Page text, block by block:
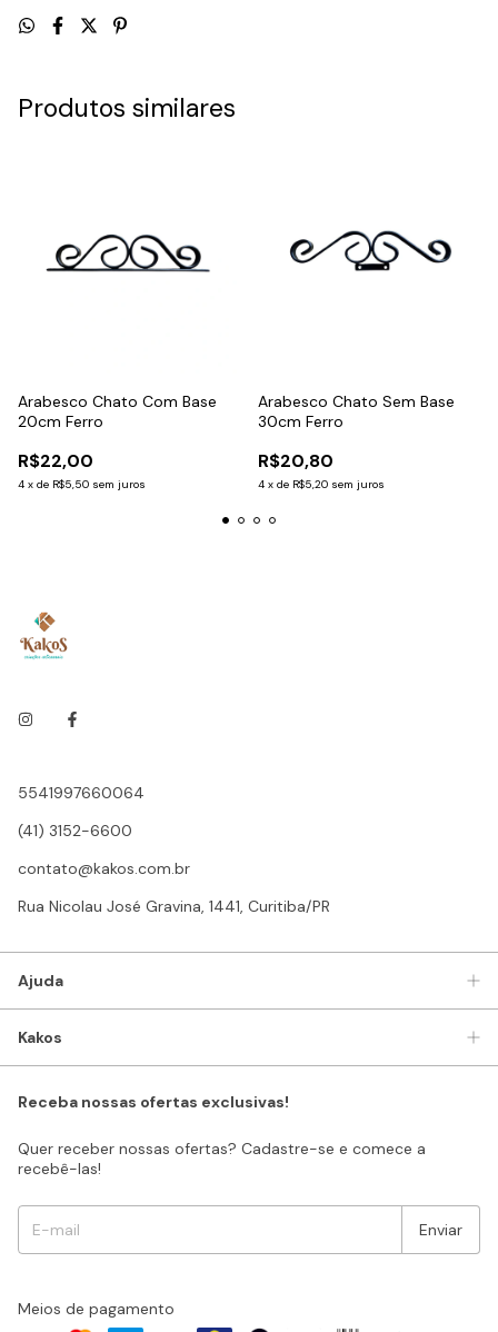
Produtos similares
Arabesco Chato Com Base
20cm Ferro
R$22,00
4 x de R$5,50 sem juros
Arabesco Chato Sem Base
30cm Ferro
R$20,80
4 x de R$5,20 sem juros
5541997660064
(41) 3152-6600
contato@kakos.com.br
Rua Nicolau José Gravina, 1441, Curitiba/PR
Ajuda
Kakos
Receba nossas ofertas exclusivas!
Quer receber nossas ofertas? Cadastre-se e comece a
recebê-las!
Meios de pagamento